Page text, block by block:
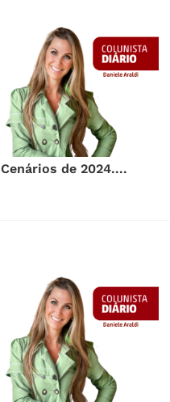
Cenários de 2024....